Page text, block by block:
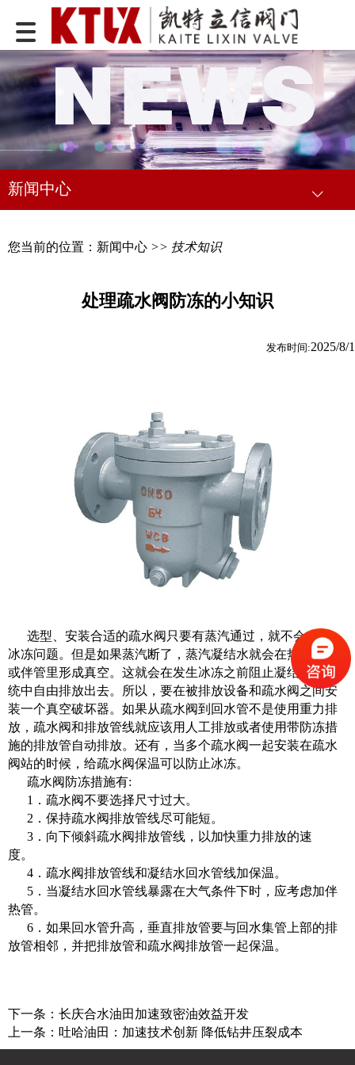
新闻中心
您当前的位置： 新闻中心 >> 技术知识
处理疏水阀防冻的小知识
发布时间:2025/8/1
选型、安装合适的疏水阀只要有蒸汽通过，就不会出现
冰冻问题。但是如果蒸汽断了，蒸汽凝结水就会在热交换器
或伴管里形成真空。这就会在发生冰冻之前阻止凝结水从系
统中自由排放出去。所以，要在被排放设备和疏水阀之间安
装一个真空破坏器。如果从疏水阀到回水管不是使用重力排
放，疏水阀和排放管线就应该用人工排放或者使用带防冻措
施的排放管自动排放。还有，当多个疏水阀一起安装在疏水
阀站的时候，给疏水阀保温可以防止冰冻。
疏水阀防冻措施有:
1．疏水阀不要选择尺寸过大。
2．保持疏水阀排放管线尽可能短。
3．向下倾斜疏水阀排放管线，以加快重力排放的速
度。
4．疏水阀排放管线和凝结水回水管线加保温。
5．当凝结水回水管线暴露在大气条件下时，应考虑加伴
热管。
6．如果回水管升高，垂直排放管要与回水集管上部的排
放管相邻，并把排放管和疏水阀排放管一起保温。
下一条： 长庆合水油田加速致密油效益开发
上一条： 吐哈油田：加速技术创新 降低钻井压裂成本